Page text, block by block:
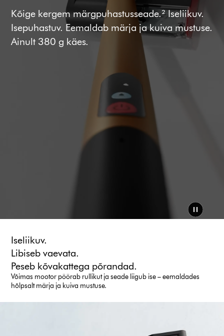
Kõige kergem märgpuhastusseade.² Iseliikuv.
Isepuhastuv. Eemaldab märja ja kuiva mustuse.
Ainult 380 g käes.
Iseliikuv.
Libiseb vaevata.
Peseb kõvakattega põrandad.
Võimas mootor pöörab rullikut ja seade liigub ise – eemaldades
hõlpsalt märja ja kuiva mustuse.